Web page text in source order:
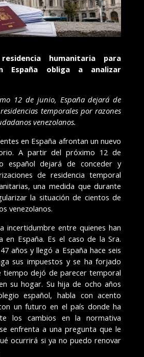
humanitaria para
España obliga a analizar
12 de junio, España dejará de
temporales por razones
venezolanos.
en España afrontan un nuevo
A partir del próximo 12 de
español dejará de conceder y
de residencia temporal
una medida que durante
la situación de cientos de
venezolanos.
incertidumbre entre quienes han
en España. Es el caso de la Sra.
años y llegó a España hace seis
sus impuestos y se ha forjado
tiempo dejó de parecer temporal
su hogar. Su hija de ocho años
español, habla con acento
un futuro en el país donde ha
los cambios en la normativa
enfrenta a una pregunta que le
ocurrirá si ya no puedo renovar